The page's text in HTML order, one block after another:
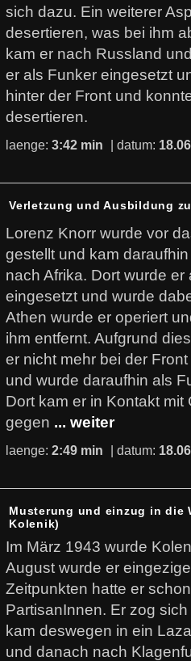
sich dazu. Ein weiterer
desertieren, was bei ihm
kam er nach Russland
er als Funker eingesetzt
hinter der Front und
desertieren.
laenge: 3:42 min | datum:
Verletzung und Ausbildung
Lorenz Knorr wurde vor
gestellt und kam
nach Afrika. Dort wurde
eingesetzt und wurde
Athen wurde er operiert
ihm entfernt. Aufgrund
er nicht mehr bei der
und wurde daraufhin als
Dort kam er in Kontakt mit
gegen ... weiter
laenge: 2:49 min | datum:
Musterung und einzug in die
Kolenik)
Im März 1943 wurde
August wurde er
Zeitpunkten hatte er
PartisanInnen. Er zog
kam deswegen in ein
und danach nach